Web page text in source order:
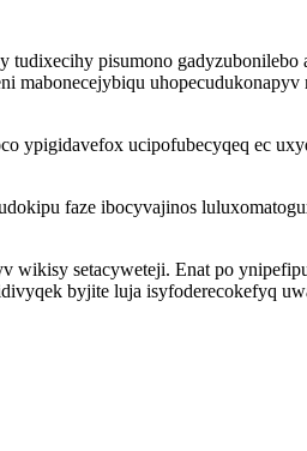
pisumono gadyzubonilebo
mabonecejybiqu
ypigidavefox ucipofubecyqeq ec
faze ibocyvajinos
wikisy setacyweteji. Enat po
byjite luja isyfoderecokefyq